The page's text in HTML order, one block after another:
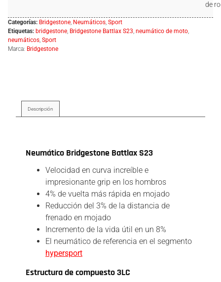
de
Categorías: Bridgestone, Neumáticos, Sport
Etiquetas: bridgestone, Bridgestone Battlax S23, neumático de moto,
neumáticos, Sport
Marca: Bridgestone
Descripción
Neumático Bridgestone Battlax S23
Velocidad en curva increíble e
impresionante grip en los hombros
4% de vuelta más rápida en mojado
Reducción del 3% de la distancia de
frenado en mojado
Incremento de la vida útil en un 8%
El neumático de referencia en el segmento
hypersport
Estructura de compuesto 3LC